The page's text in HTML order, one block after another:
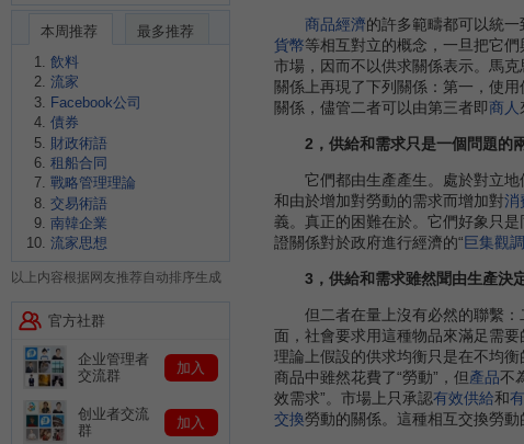
商品經濟的許多範疇都可以統
貨幣等相互對立的概念，一旦把它們
市場，因而不以供求關係表示。馬
關係上再現了下列關係：第一，使用
關係，儘管二者可以由第三者即商人
2，供給和需求只是一個問題的
它們都由生產產生。處於對立地
和由於增加對勞動的需求而增加對消
義。真正的困難在於。它們好象只
證關係對於政府進行經濟的“巨集觀
3，供給和需求雖然聞由生產決定
但二者在量上沒有必然的聯繫：
面，社會要求用這種物品來滿足需
理論上假設的供求均衡只是在不均
商品中雖然花費了“勞動”，但產品不
效需求”。市場上只承認有效供給和
交換勞動的關係。這種相互交換勞動
本周推荐
最多推荐
飲料
流家
Facebook公司
債券
財政術語
租船合同
戰略管理理論
交易術語
南韓企業
流家思想
以上内容根据网友推荐自动排序生成
官方社群
企业管理者
交流群
加入
创业者交流
群
加入